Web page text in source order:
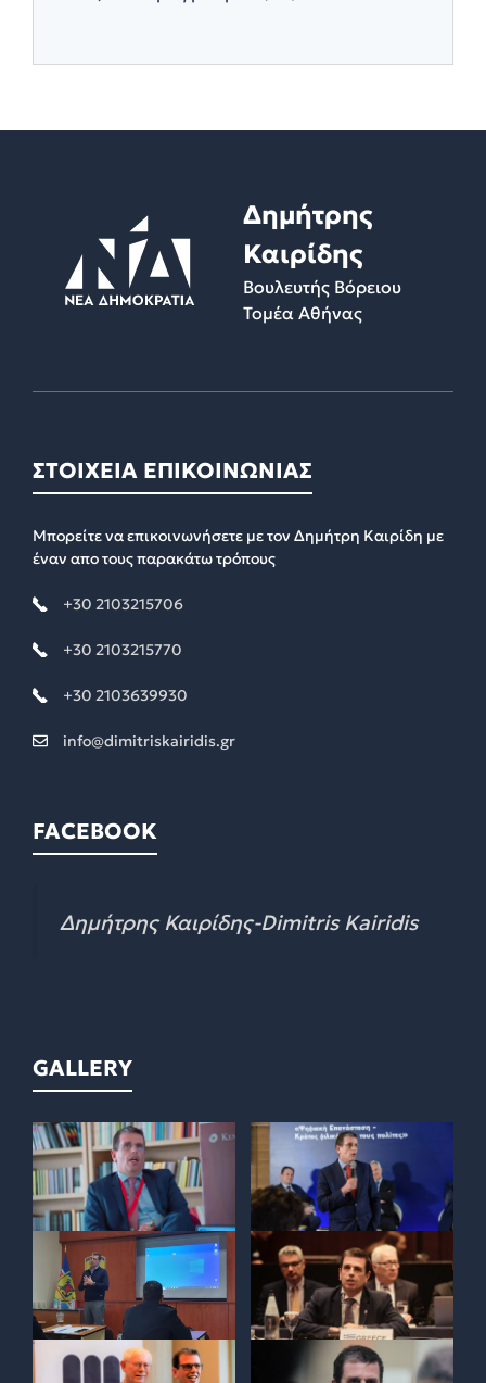
Δημήτρης
Καιρίδης
Βουλευτής Βόρειου
Τομέα Αθήνας
ΣΤΟΙΧΕΙΑ ΕΠΙΚΟΙΝΩΝΙΑΣ
Μπορείτε να επικοινωνήσετε με τον Δημήτρη Καιρίδη με
έναν απο τους παρακάτω τρόπους
+30 2103215706
+30 2103215770
+30 2103639930
info@dimitriskairidis.gr
FACEBOOK
Δημήτρης Καιρίδης-Dimitris Kairidis
GALLERY